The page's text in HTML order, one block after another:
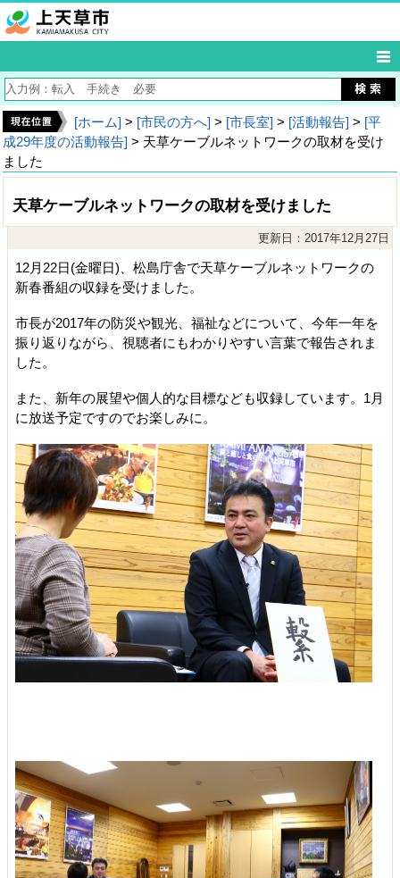
[ホーム] > [市民の方へ] > [市長室] > [活動報告] > [平
成29年度の活動報告] > 天草ケーブルネットワークの取材を受け
ました
天草ケーブルネットワークの取材を受けました
更新日：2017年12月27日
12月22日(金曜日)、松島庁舎で天草ケーブルネットワークの
新春番組の収録を受けました。
市長が2017年の防災や観光、福祉などについて、今年一年を
振り返りながら、視聴者にもわかりやすい言葉で報告されま
した。
また、新年の展望や個人的な目標なども収録しています。1月
に放送予定ですのでお楽しみに。